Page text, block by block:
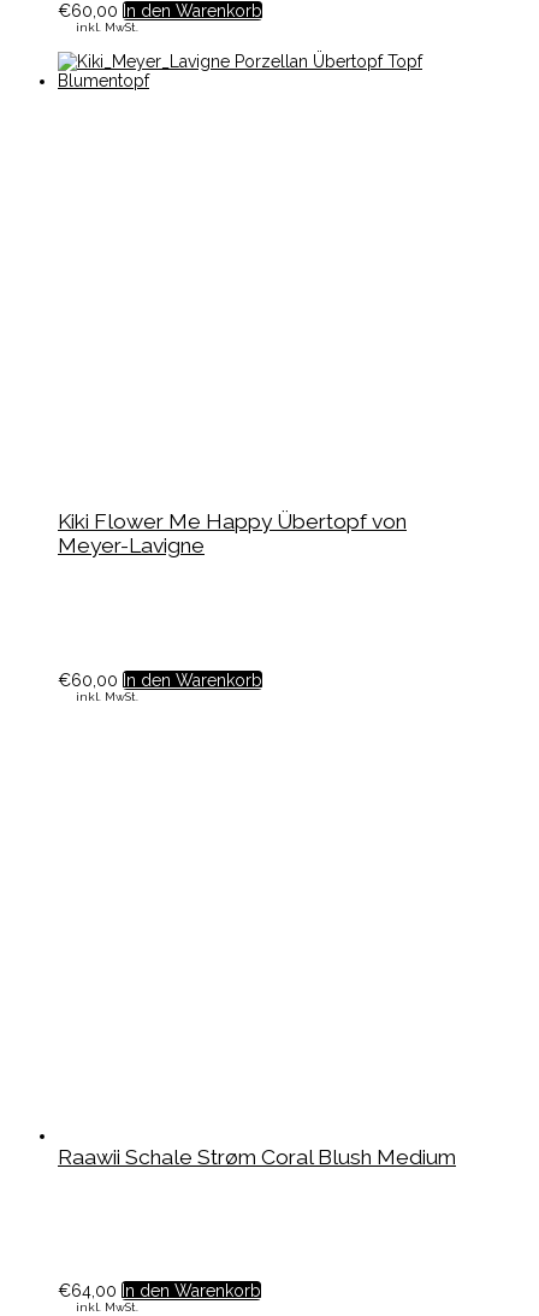
€60,00 In den Warenkorb
inkl. MwSt.
Kiki Flower Me Happy Übertopf von
Meyer-Lavigne
€60,00 In den Warenkorb
inkl. MwSt.
Raawii Schale Strøm Coral Blush Medium
€64,00 In den Warenkorb
inkl. MwSt.